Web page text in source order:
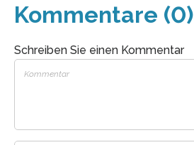
Kommentare (0)
Schreiben Sie einen Kommentar